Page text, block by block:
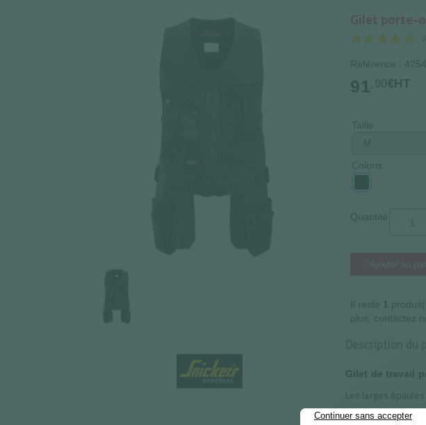
Gilet porte-
Référence : 4254
91 €HT
Taille
Coloris
Quantité
Ajouter au
Il reste 1
plus, contactez
Gilet de travail
Les larges
Cevêtement de